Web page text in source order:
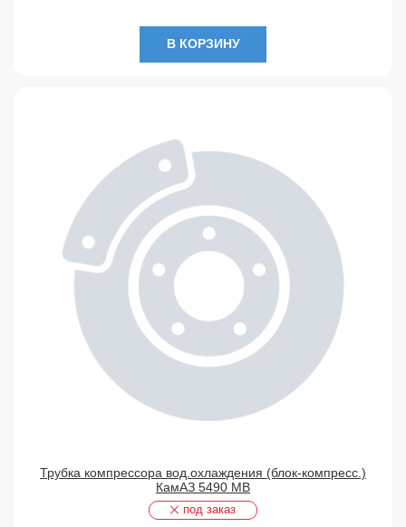
В КОРЗИНУ
Трубка компрессора вод.охлаждения (блок-компресс.)
КамАЗ 5490 МВ
под заказ